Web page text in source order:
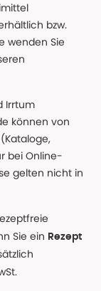
bzw.
wenden Sie
Irrtum
können von
bei Online-
gelten nicht in
Sie ein Rezept